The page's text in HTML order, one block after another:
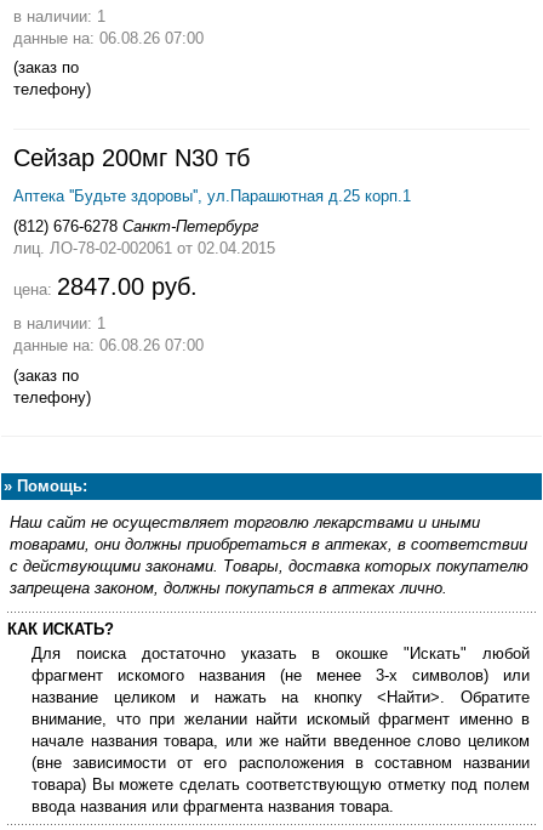
в наличии: 1
данные на: 06.08.26 07:00
(заказ по
телефону)
Сейзар 200мг N30 тб
Аптека ''Будьте здоровы'', ул.Парашютная д.25 корп.1
(812) 676-6278 Санкт-Петербург
лиц. ЛО-78-02-002061 от 02.04.2015
цена: 2847.00 руб.
в наличии: 1
данные на: 06.08.26 07:00
(заказ по
телефону)
» Помощь:
Наш сайт не осуществляет торговлю лекарствами и иными
товарами, они должны приобретаться в аптеках, в соответствии
с действующими законами. Товары, доставка которых покупателю
запрещена законом, должны покупаться в аптеках лично.
КАК ИСКАТЬ?
Для поиска достаточно указать в окошке "Искать" любой
фрагмент искомого названия (не менее 3-х символов) или
название целиком и нажать на кнопку <Найти>. Обратите
внимание, что при желании найти искомый фрагмент именно в
начале названия товара, или же найти введенное слово целиком
(вне зависимости от его расположения в составном названии
товара) Вы можете сделать соответствующую отметку под полем
ввода названия или фрагмента названия товара.